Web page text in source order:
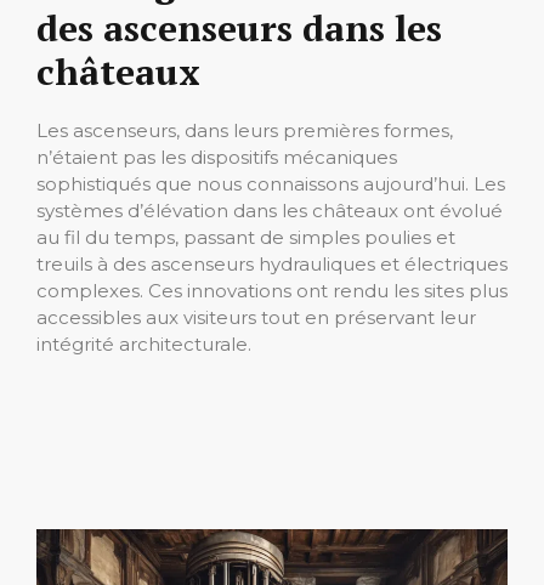
des ascenseurs dans les
châteaux
Les ascenseurs, dans leurs premières formes,
n’étaient pas les dispositifs mécaniques
sophistiqués que nous connaissons aujourd’hui. Les
systèmes d’élévation dans les châteaux ont évolué
au fil du temps, passant de simples poulies et
treuils à des ascenseurs hydrauliques et électriques
complexes. Ces innovations ont rendu les sites plus
accessibles aux visiteurs tout en préservant leur
intégrité architecturale.